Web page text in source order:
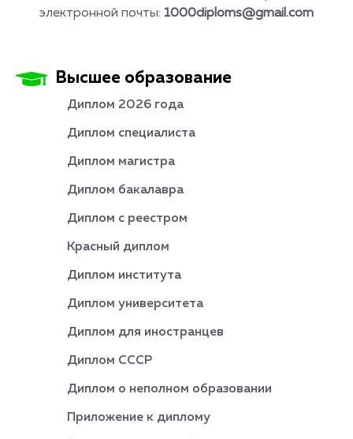
электронной почты: 1000diploms@gmail.com
Высшее образование
Диплом 2026 года
Диплом специалиста
Диплом магистра
Диплом бакалавра
Диплом с реестром
Красный диплом
Диплом института
Диплом университета
Диплом для иностранцев
Диплом СССР
Диплом о неполном образовании
Приложение к диплому